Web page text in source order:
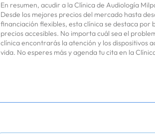
En resumen, acudir a la Clínica de Audiología
Desde los mejores precios del mercado hasta
financiación flexibles, esta clínica se destaca por
precios accesibles. No importa cuál sea el
clínica encontrarás la atención y los dispositivos
vida. No esperes más y agenda tu cita en la